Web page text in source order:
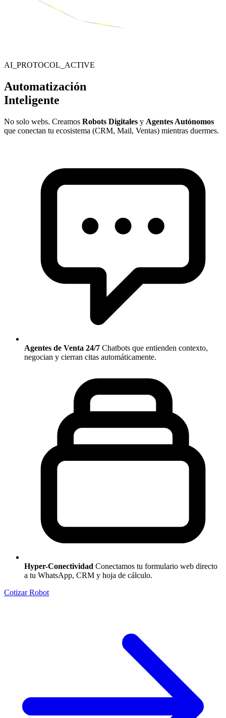
AI_PROTOCOL_ACTIVE
Automatización
Inteligente
No solo webs. Creamos Robots Digitales y Agentes Autónomos
que conectan tu ecosistema (CRM, Mail, Ventas) mientras duermes.
Agentes de Venta 24/7 Chatbots que entienden contexto,
negocian y cierran citas automáticamente.
Hyper-Conectividad Conectamos tu formulario web directo
a tu WhatsApp, CRM y hoja de cálculo.
Cotizar Robot